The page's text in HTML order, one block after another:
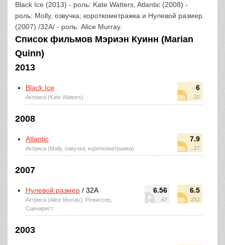
Black Ice (2013) - роль: Kate Watters, Atlantic (2008) -
роль: Molly, озвучка; короткометражка и Нулевой размер
(2007) /32A/ - роль: Alice Murray.
Список фильмов Мэриэн Куинн (Marian
Quinn)
2013
6
22
Black Ice
Актриса (Kate Watters)
2008
7.9
27
Atlantic
Актриса (Molly, озвучка; короткометражка)
2007
6.56
47
6.5
252
Нулевой размер / 32A
Актриса (Alice Murray), Режиссер,
Сценарист
2003